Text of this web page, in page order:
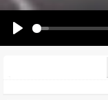
Ich möchte eine E-